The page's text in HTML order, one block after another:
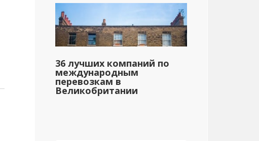
36 лучших компаний по
международным
перевозкам в
Великобритании